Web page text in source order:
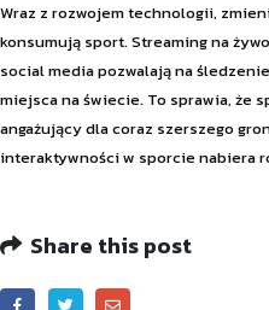
Wraz z rozwojem technologii,
konsumują sport. Streaming na
social media pozwalają na
miejsca na świecie. To sprawia, że
angażujący dla coraz szerszego
interaktywności w sporcie nabiera
Share this post